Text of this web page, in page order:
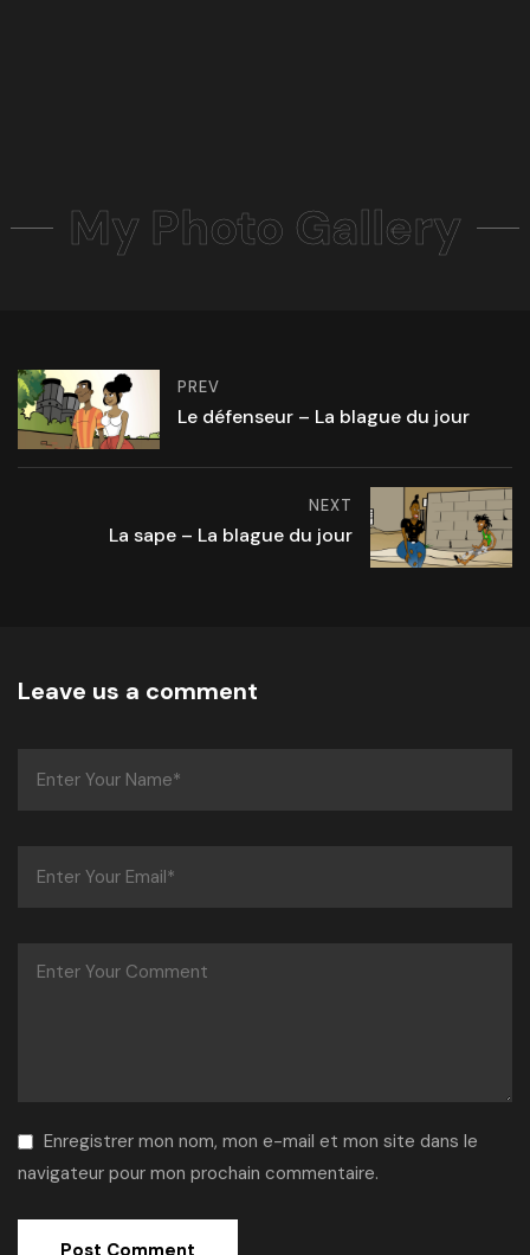
My Photo Gallery
PREV
Le défenseur – La blague du jour
NEXT
La sape – La blague du jour
Leave us a comment
Enregistrer mon nom, mon e-mail et mon site dans le
navigateur pour mon prochain commentaire.